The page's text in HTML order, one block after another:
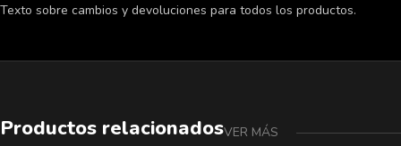
Texto sobre cambios y devoluciones para todos los productos.
Productos relacionadosVER MÁS